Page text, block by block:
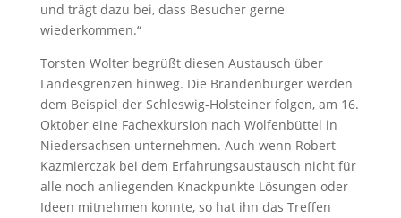
und trägt dazu bei, dass Besucher gerne
wiederkommen.“
Torsten Wolter begrüßt diesen Austausch über
Landesgrenzen hinweg. Die Brandenburger werden
dem Beispiel der Schleswig-Holsteiner folgen, am 16.
Oktober eine Fachexkursion nach Wolfenbüttel in
Niedersachsen unternehmen. Auch wenn Robert
Kazmierczak bei dem Erfahrungsaustausch nicht für
alle noch anliegenden Knackpunkte Lösungen oder
Ideen mitnehmen konnte, so hat ihn das Treffen